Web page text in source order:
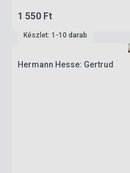
1 550 Ft
Készlet: 1-10 darab
Hermann Hesse: Gertrud